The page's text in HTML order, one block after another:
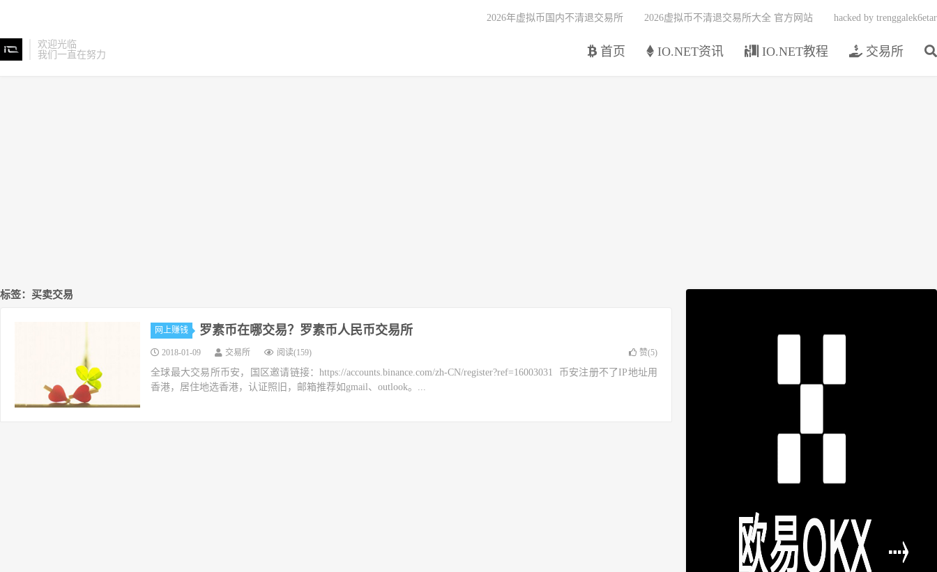
欢迎光临
我们一直在努力
首页 IO.NET资讯 IO.NET教程 交易所
2026年虚拟币国内不清退交易所 2026虚拟币不清退交易所大全 官方网站 hacked by trenggalek6etar
标签：买卖交易
网上赚钱 罗素币在哪交易？罗素币人民币交易所
2018-01-09 交易所 阅读(159) 赞(5)
全球最大交易所币安，国区邀请链接：https://accounts.binance.com/zh-CN/register?ref=16003031 币安注册不了IP地址用
香港，居住地选香港，认证照旧，邮箱推荐如gmail、outlook。...